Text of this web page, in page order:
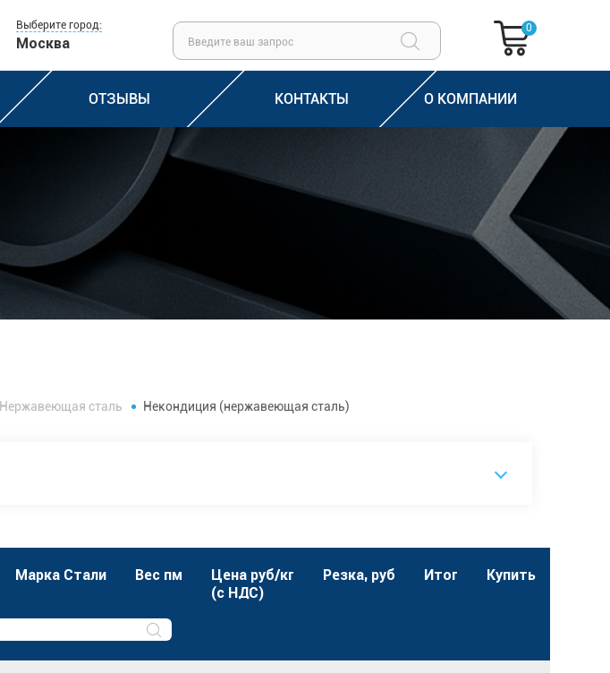
Выберите город:
Москва
0
ОТЗЫВЫ КОНТАКТЫ О КОМПАНИИ
Нержавеющая сталь Некондиция (нержавеющая сталь)
Марка Стали Вес пм
Цена руб/кг
(с НДС)
Резка, руб Итог Купить